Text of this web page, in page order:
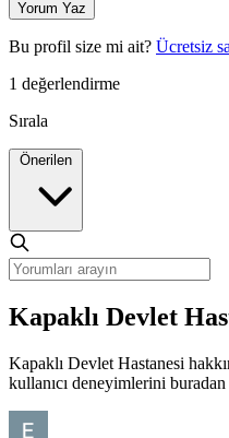
Yorum Yaz
Bu profil size mi ait? Ücretsiz
1 değerlendirme
Sırala
Kapaklı Devlet
Kapaklı Devlet Hastanesi
kullanıcı deneyimlerini